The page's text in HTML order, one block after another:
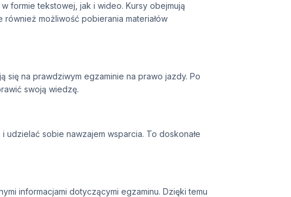
formie tekstowej, jak i wideo. Kursy obejmują
możliwość pobierania materiałów
na prawdziwym egzaminie na prawo jazdy. Po
swoją wiedzę.
sobie nawzajem wsparcia. To doskonałe
informacjami dotyczącymi egzaminu. Dzięki temu